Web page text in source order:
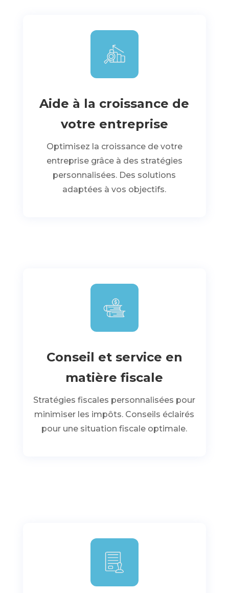
Aide à la croissance de
votre entreprise
Optimisez la croissance de votre
entreprise grâce à des stratégies
personnalisées. Des solutions
adaptées à vos objectifs.
Conseil et service en
matière fiscale
Stratégies fiscales personnalisées pour
minimiser les impôts. Conseils éclairés
pour une situation fiscale optimale.